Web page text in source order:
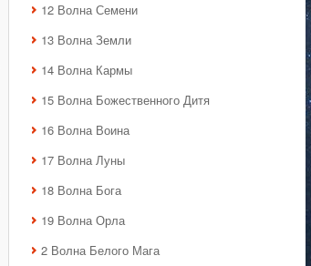
12 Волна Семени
13 Волна Земли
14 Волна Кармы
15 Волна Божественного Дитя
16 Волна Воина
17 Волна Луны
18 Волна Бога
19 Волна Орла
2 Волна Белого Мага